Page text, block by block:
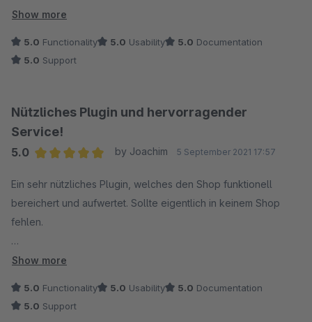
:)
Show more
5.0 Functionality 5.0 Usability 5.0 Documentation
5.0 Support
Nützliches Plugin und hervorragender
Service!
5.0
by Joachim 5 September 2021 17:57
Ein sehr nützliches Plugin, welches den Shop funktionell
bereichert und aufwertet. Sollte eigentlich in keinem Shop
fehlen.
Schade, dass Shopware der Meinung ist, das wichtige "Basis-
würden und vieles, was in der 5er-Version gut und nützlich
Show more
5.0 Functionality 5.0 Usability 5.0 Documentation
5.0 Support